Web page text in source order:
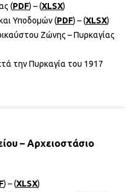
(PDF) – (XLSX)
Υποδομών (PDF) – (XLSX)
Ζώνης – Πυρκαγίας
την Πυρκαγία του 1917
– Αρχειοστάσιο
) – (XLSX)